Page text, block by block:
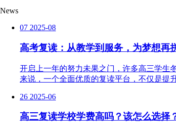
News
07 2025-08
高考复读：从教学到服务，为梦想再
开启上一年的努力未果之门，许多高三学生
来说，一个全面优质的复读平台，不仅是提
26 2025-06
高三复读学校学费高吗？该怎么选择